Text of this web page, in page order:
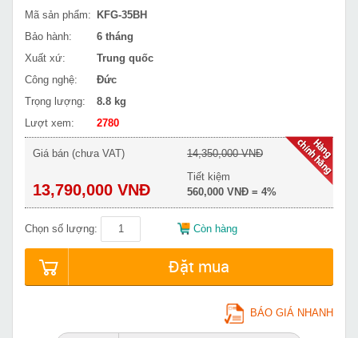
Mã sản phẩm:
KFG-35BH
Bảo hành:
6 tháng
Xuất xứ:
Trung quốc
Công nghệ:
Đức
Trọng lượng:
8.8 kg
Lượt xem:
2780
Giá bán (chưa VAT)
13,790,000 VNĐ
14,350,000 VNĐ
Tiết kiệm
560,000 VNĐ = 4%
Chọn số lượng: Còn hàng
Đặt mua
BÁO GIÁ NHANH